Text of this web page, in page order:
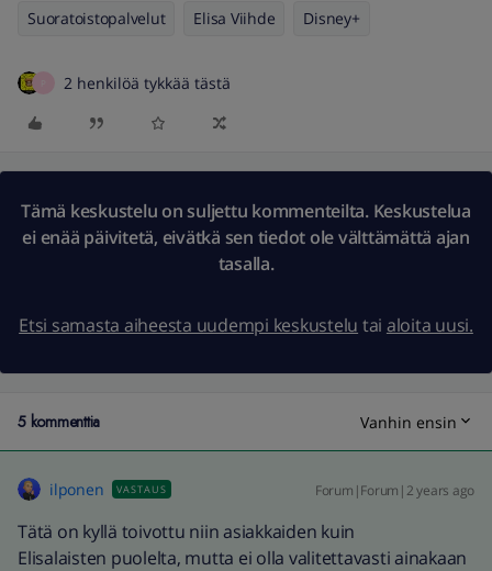
Suoratoistopalvelut Elisa Viihde Disney+
2 henkilöä tykkää tästä
Tämä keskustelu on suljettu kommenteilta. Keskustelua
ei enää päivitetä, eivätkä sen tiedot ole välttämättä ajan
tasalla.
Etsi samasta aiheesta uudempi keskustelu tai aloita uusi.
5 kommenttia Vanhin ensin
ilponen VASTAUS Forum|Forum|2 years ago
Tätä on kyllä toivottu niin asiakkaiden kuin
Elisalaisten puolelta, mutta ei olla valitettavasti ainakaan